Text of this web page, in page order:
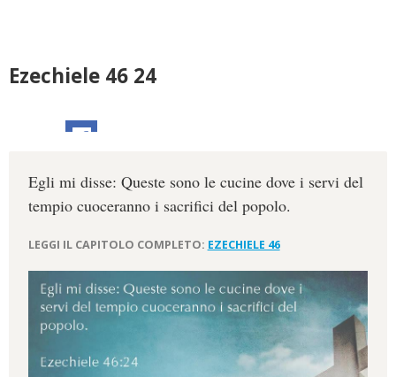
Ezechiele 46 24
Egli mi disse: Queste sono le cucine dove i servi del
tempio cuoceranno i sacrifici del popolo.
LEGGI IL CAPITOLO COMPLETO: EZECHIELE 46